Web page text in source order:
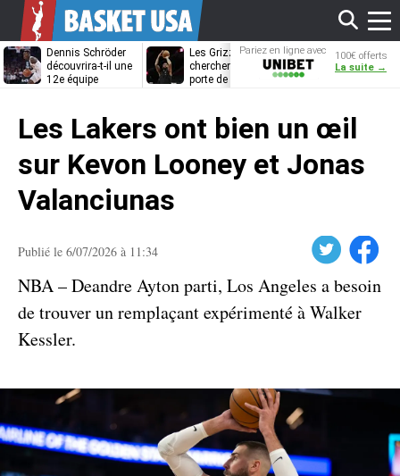
Dennis Schröder
découvrira-t-il une
12e équipe
Les Grizzlies
cherchent déjà une
porte de sortie
Dwane Casey
bientôt coach
Pariez en ligne avec
Unibet
100€ offerts
La suite →
Les Lakers ont bien un œil
sur Kevon Looney et Jonas
Valanciunas
Publié le 6/07/2026 à 11:34 Facebook
NBA – Deandre Ayton parti, Los Angeles a besoin
de trouver un remplaçant expérimenté à Walker
Kessler.